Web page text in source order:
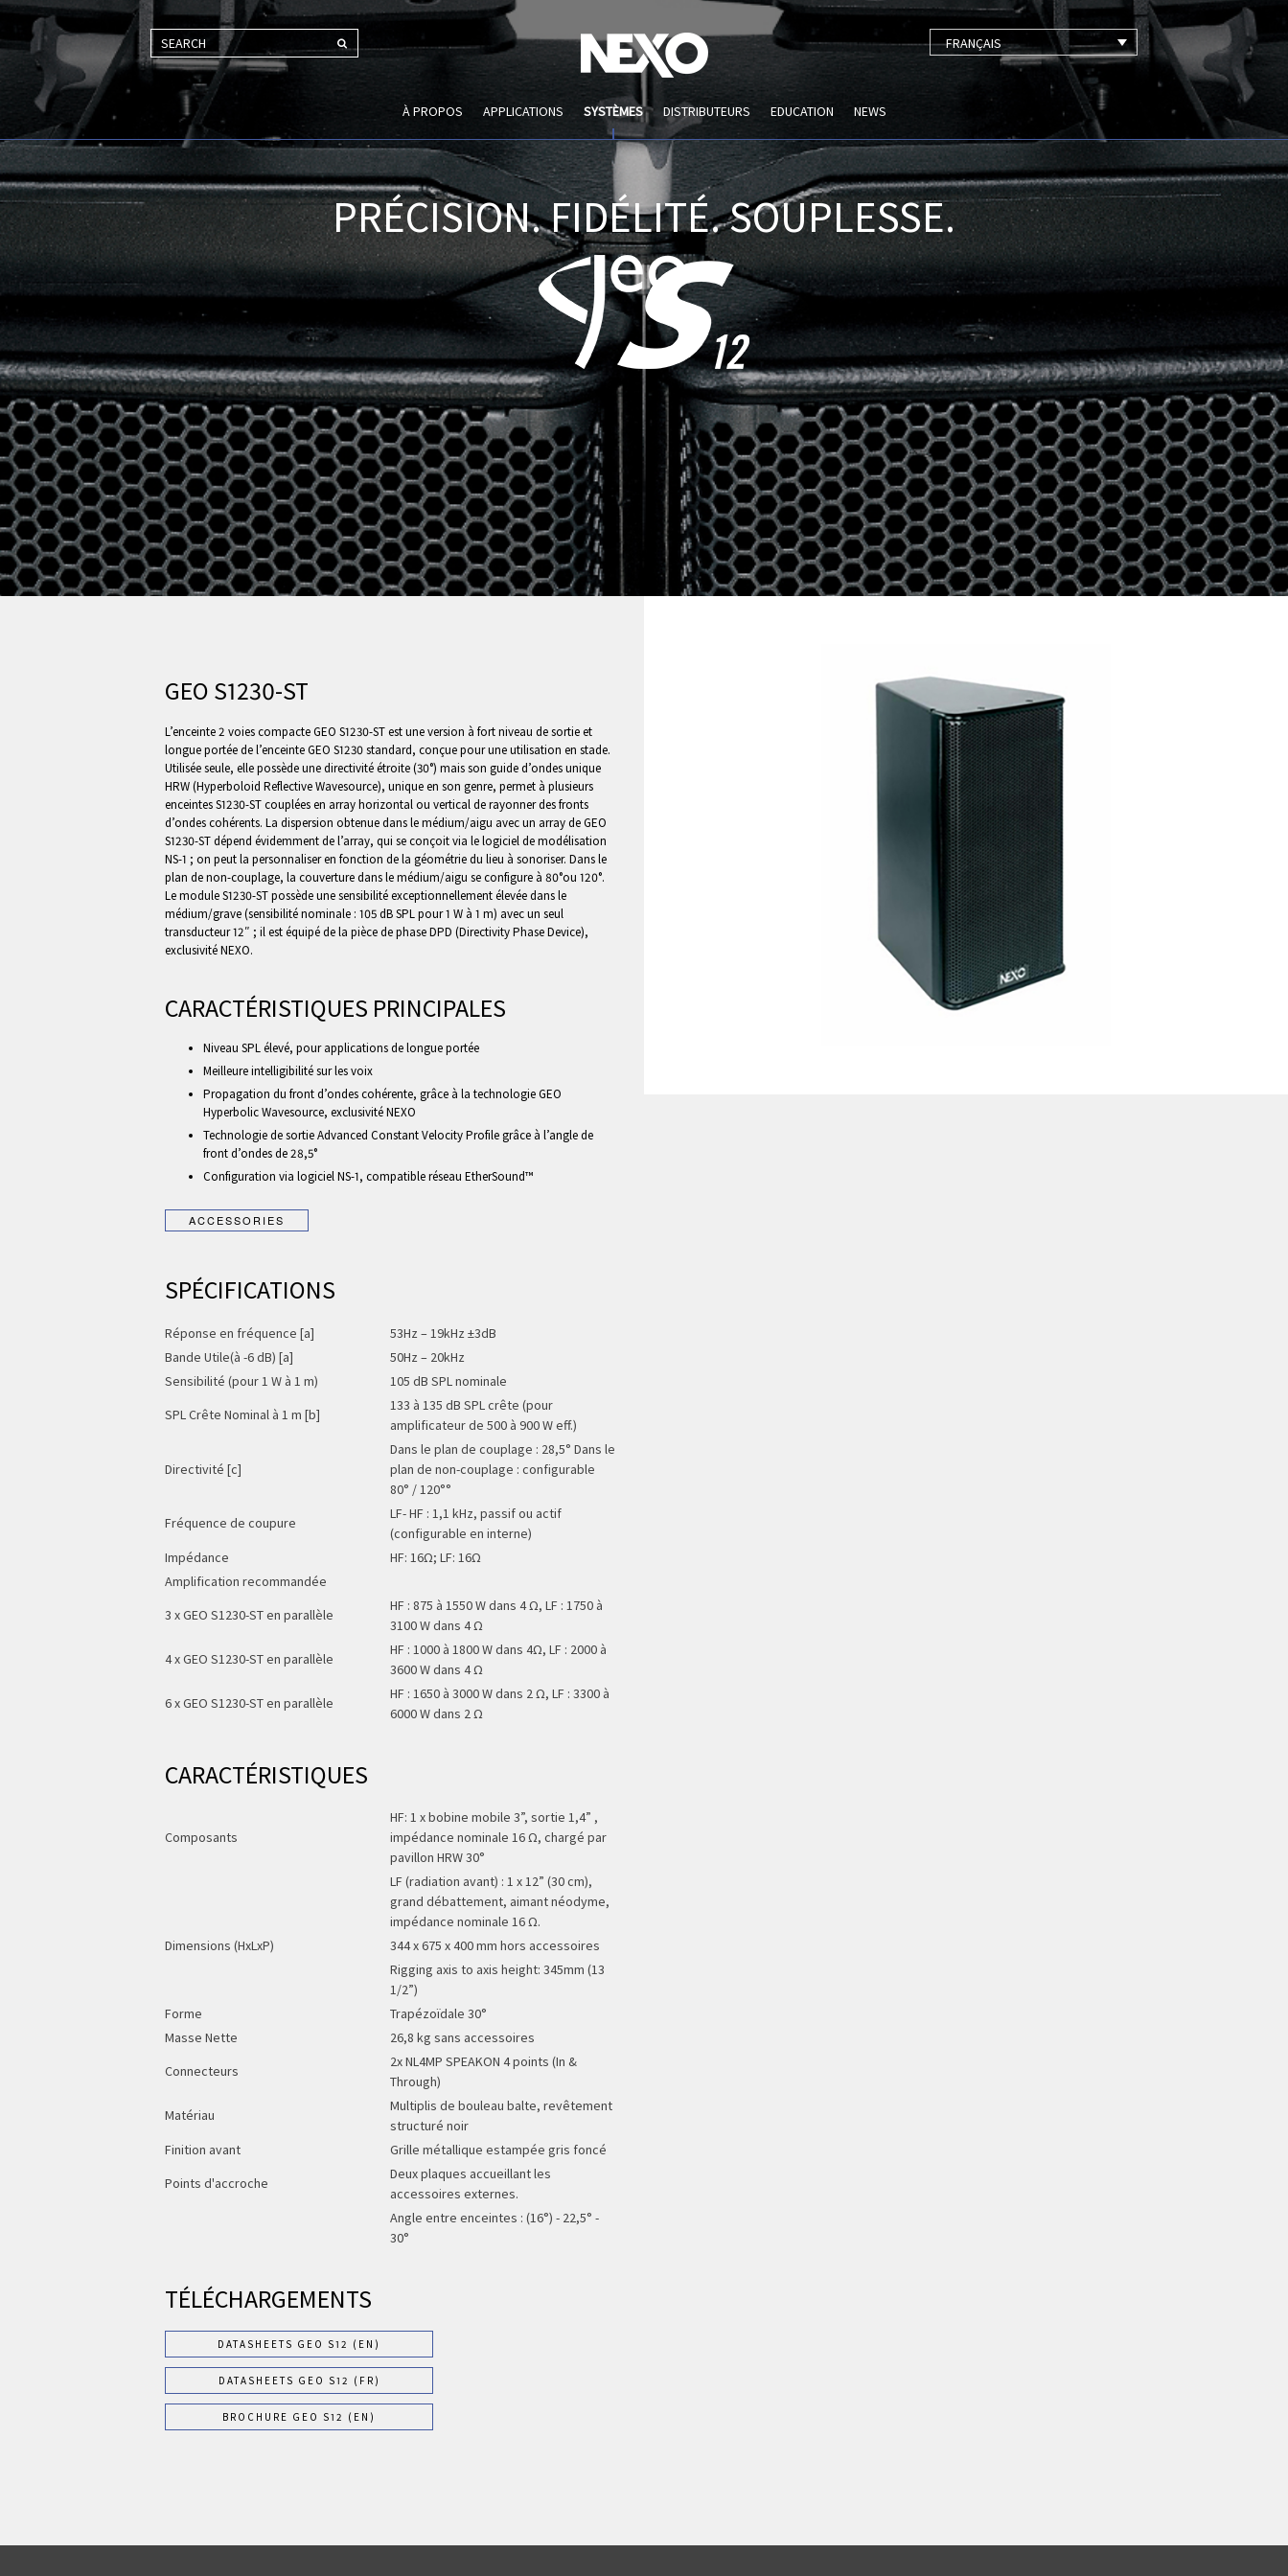
SEARCH FRANÇAIS
À PROPOS APPLICATIONS SYSTÈMES DISTRIBUTEURS EDUCATION NEWS
PRÉCISION. FIDÉLITÉ. SOUPLESSE.
GEO S1230-ST
L’enceinte 2 voies compacte GEO S1230-ST est une version à fort niveau de sortie et
longue portée de l’enceinte GEO S1230 standard, conçue pour une utilisation en stade.
Utilisée seule, elle possède une directivité étroite (30°) mais son guide d’ondes unique
HRW (Hyperboloid Reflective Wavesource), unique en son genre, permet à plusieurs
enceintes S1230-ST couplées en array horizontal ou vertical de rayonner des fronts
d’ondes cohérents. La dispersion obtenue dans le médium/aigu avec un array de GEO
S1230-ST dépend évidemment de l’array, qui se conçoit via le logiciel de modélisation
NS-1 ; on peut la personnaliser en fonction de la géométrie du lieu à sonoriser. Dans le
plan de non-couplage, la couverture dans le médium/aigu se configure à 80°ou 120°.
Le module S1230-ST possède une sensibilité exceptionnellement élevée dans le
médium/grave (sensibilité nominale : 105 dB SPL pour 1 W à 1 m) avec un seul
transducteur 12″ ; il est équipé de la pièce de phase DPD (Directivity Phase Device),
exclusivité NEXO.
CARACTÉRISTIQUES PRINCIPALES
Niveau SPL élevé, pour applications de longue portée
Meilleure intelligibilité sur les voix
Propagation du front d’ondes cohérente, grâce à la technologie GEO
Hyperbolic Wavesource, exclusivité NEXO
Technologie de sortie Advanced Constant Velocity Profile grâce à l’angle de
front d’ondes de 28,5°
Configuration via logiciel NS-1, compatible réseau EtherSound™
SPÉCIFICATIONS
Réponse en fréquence [a]
53Hz – 19kHz ±3dB
Bande Utile(à -6 dB) [a]
50Hz – 20kHz
Sensibilité (pour 1 W à 1 m)
105 dB SPL nominale
SPL Crête Nominal à 1 m [b]
133 à 135 dB SPL crête (pour
amplificateur de 500 à 900 W eff.)
Directivité [c]
Dans le plan de couplage : 28,5° Dans le
plan de non-couplage : configurable
80° / 120°°
Fréquence de coupure
LF- HF : 1,1 kHz, passif ou actif
(configurable en interne)
Impédance
HF: 16Ω; LF: 16Ω
Amplification recommandée
3 x GEO S1230-ST en parallèle
HF : 875 à 1550 W dans 4 Ω, LF : 1750 à
3100 W dans 4 Ω
4 x GEO S1230-ST en parallèle
HF : 1000 à 1800 W dans 4Ω, LF : 2000 à
3600 W dans 4 Ω
6 x GEO S1230-ST en parallèle
HF : 1650 à 3000 W dans 2 Ω, LF : 3300 à
6000 W dans 2 Ω
CARACTÉRISTIQUES
Composants
HF: 1 x bobine mobile 3”, sortie 1,4” ,
impédance nominale 16 Ω, chargé par
pavillon HRW 30°
LF (radiation avant) : 1 x 12” (30 cm),
grand débattement, aimant néodyme,
impédance nominale 16 Ω.
Dimensions (HxLxP)
344 x 675 x 400 mm hors accessoires
Rigging axis to axis height: 345mm (13
1/2”)
Forme
Trapézoïdale 30°
Masse Nette
26,8 kg sans accessoires
Connecteurs
2x NL4MP SPEAKON 4 points (In &
Through)
Matériau
Multiplis de bouleau balte, revêtement
structuré noir
Finition avant
Grille métallique estampée gris foncé
Points d'accroche
Deux plaques accueillant les
accessoires externes.
Angle entre enceintes : (16°) - 22,5° -
30°
TÉLÉCHARGEMENTS
DATASHEETS GEO S12 (EN)
DATASHEETS GEO S12 (FR)
BROCHURE GEO S12 (EN)